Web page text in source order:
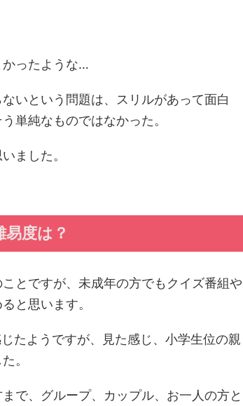
かったような…
いという問題は、スリルがあって面白
単純なものではなかった。
ました。
度は？
とですが、未成年の方でもクイズ番組や
と思います。
たようですが、見た感じ、小学生位の親
。
で、グループ、カップル、お一人の方と